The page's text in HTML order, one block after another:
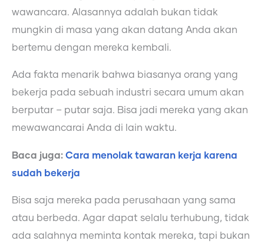
wawancara. Alasannya adalah bukan tidak
mungkin di masa yang akan datang Anda akan
bertemu dengan mereka kembali.
Ada fakta menarik bahwa biasanya orang yang
bekerja pada sebuah industri secara umum akan
berputar – putar saja. Bisa jadi mereka yang akan
mewawancarai Anda di lain waktu.
Baca juga: Cara menolak tawaran kerja karena
sudah bekerja
Bisa saja mereka pada perusahaan yang sama
atau berbeda. Agar dapat selalu terhubung, tidak
ada salahnya meminta kontak mereka, tapi bukan